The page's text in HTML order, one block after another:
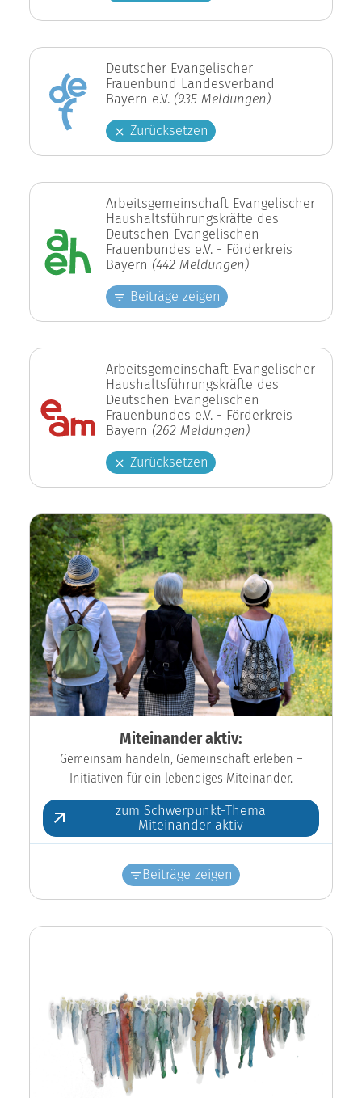
Deutscher Evangelischer
Frauenbund Landesverband
Bayern e.V. (935 Meldungen)
Zurücksetzen
Arbeitsgemeinschaft Evangelischer
Haushaltsführungskräfte des
Deutschen Evangelischen
Frauenbundes e.V. - Förderkreis
Bayern (442 Meldungen)
Beiträge zeigen
Arbeitsgemeinschaft Evangelischer
Haushaltsführungskräfte des
Deutschen Evangelischen
Frauenbundes e.V. - Förderkreis
Bayern (262 Meldungen)
Zurücksetzen
Miteinander aktiv:
Gemeinsam handeln, Gemeinschaft erleben –
Initiativen für ein lebendiges Miteinander.
zum Schwerpunkt-Thema
Miteinander aktiv
Beiträge zeigen